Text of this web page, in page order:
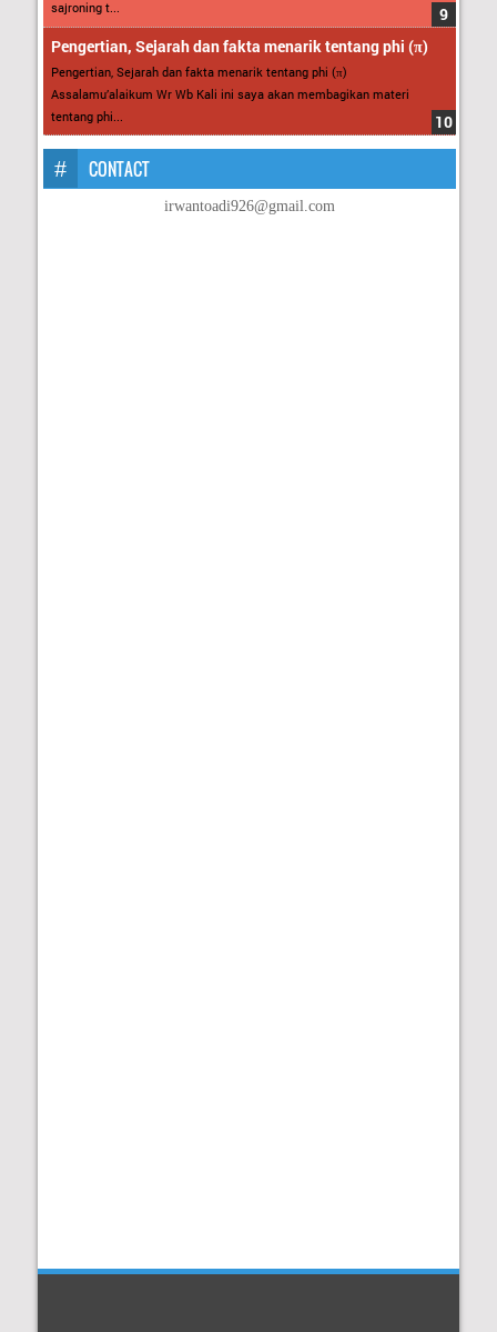
sajroning t...
Pengertian, Sejarah dan fakta menarik tentang phi (π)
Pengertian, Sejarah dan fakta menarik tentang phi (π)
Assalamu’alaikum Wr Wb Kali ini saya akan membagikan materi
tentang phi...
CONTACT
irwantoadi926@gmail.com